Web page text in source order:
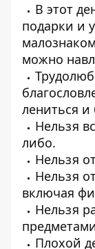
В этот
подарки и
можно
лениться и
Нельзя
либо.
Нельзя
Нельзя
включая
Нельзя
Плохой